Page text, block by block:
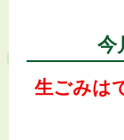
今
生ごみは